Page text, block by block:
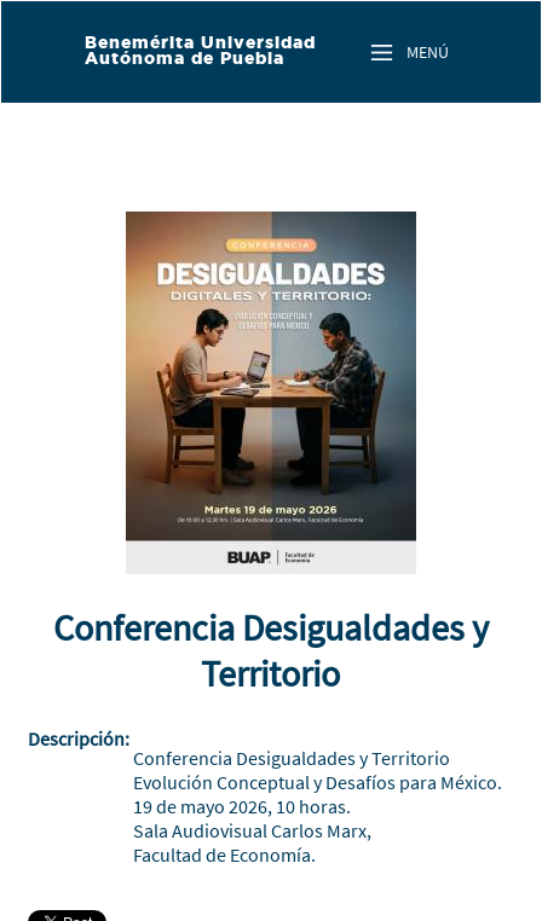
Benemérita Universidad
Autónoma de Puebla
MENÚ
Conferencia Desigualdades y
Territorio
Descripción:
Conferencia Desigualdades y Territorio
Evolución Conceptual y Desafíos para México.
19 de mayo 2026, 10 horas.
Sala Audiovisual Carlos Marx,
Facultad de Economía.